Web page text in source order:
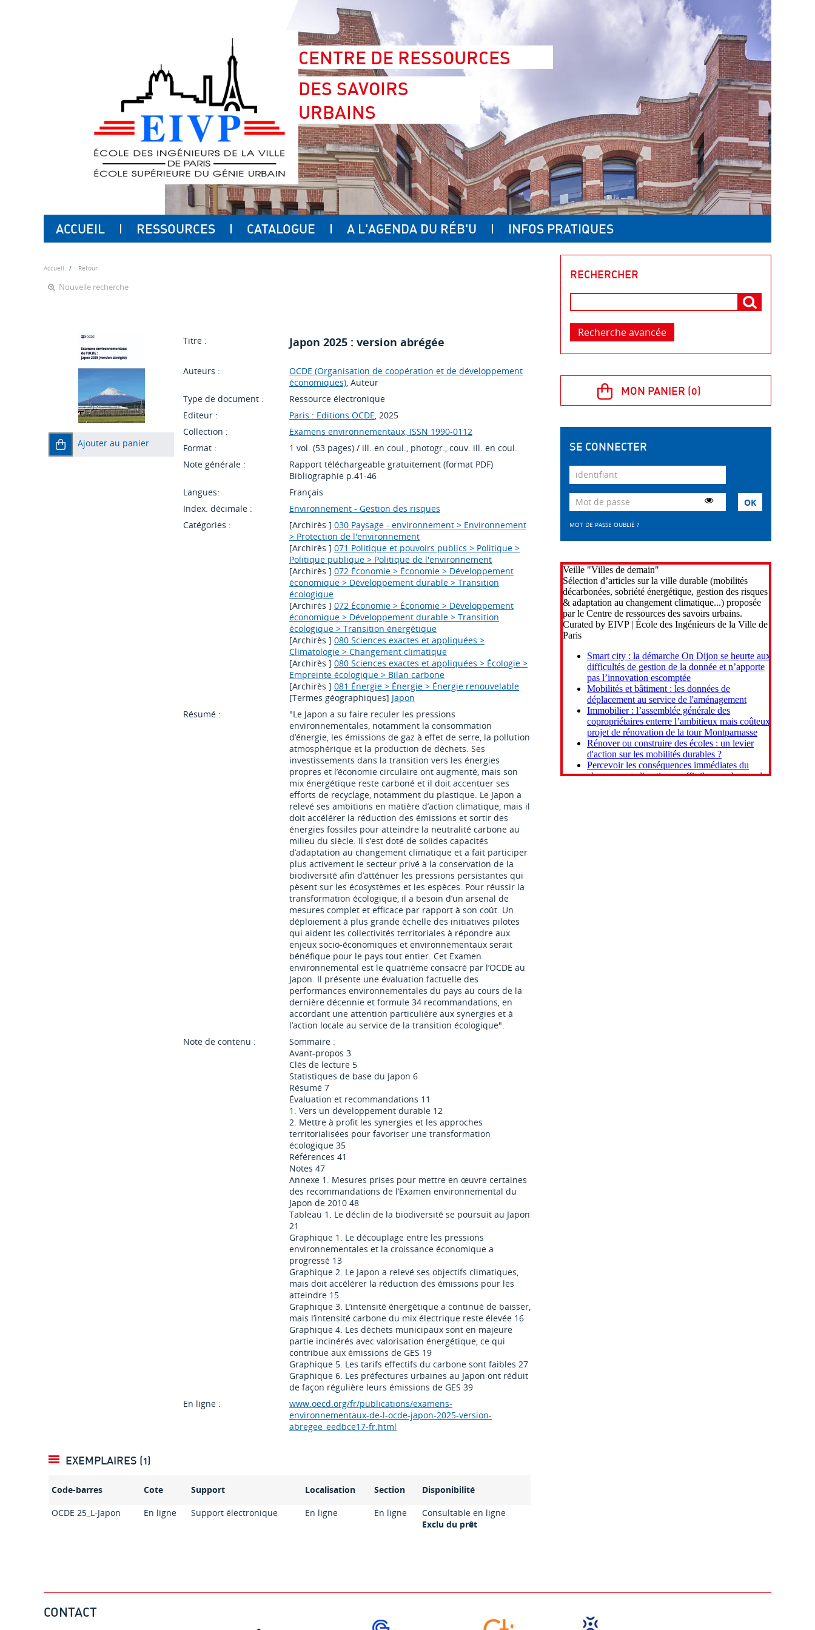
CENTRE DE RESSOURCES
DES SAVOIRS
URBAINS
ACCUEIL RESSOURCES CATALOGUE A L'AGENDA DU RÉB'U INFOS PRATIQUES
Accueil Retour
Nouvelle recherche
Ajouter au panier
Titre : Japon 2025 : version abrégée
Auteurs :
OCDE (Organisation de coopération et de développement
économiques), Auteur
Type de document :
Ressource électronique
Editeur :
Paris : Editions OCDE, 2025
Collection :
Examens environnementaux, ISSN 1990-0112
Format :
1 vol. (53 pages) / ill. en coul., photogr., couv. ill. en coul.
Note générale :
Rapport téléchargeable gratuitement (format PDF)
Bibliographie p.41-46
Langues:
Français
Index. décimale :
Environnement - Gestion des risques
Catégories :
[Archirès ]030 Paysage - environnement > Environnement
> Protection de l'environnement
[Archirès ]071 Politique et pouvoirs publics > Politique >
Politique publique > Politique de l'environnement
[Archirès ]072 Économie > Économie > Développement
économique > Développement durable > Transition
écologique
[Archirès ]072 Économie > Économie > Développement
économique > Développement durable > Transition
écologique > Transition énergétique
[Archirès ]080 Sciences exactes et appliquées >
Climatologie > Changement climatique
[Archirès ]080 Sciences exactes et appliquées > Écologie >
Empreinte écologique > Bilan carbone
[Archirès ]081 Énergie > Énergie > Énergie renouvelable
[Termes géographiques] Japon
Résumé :
"Le Japon a su faire reculer les pressions
environnementales, notamment la consommation
d’énergie, les émissions de gaz à effet de serre, la pollution
atmosphérique et la production de déchets. Ses
investissements dans la transition vers les énergies
propres et l’économie circulaire ont augmenté, mais son
mix énergétique reste carboné et il doit accentuer ses
efforts de recyclage, notamment du plastique. Le Japon a
relevé ses ambitions en matière d’action climatique, mais il
doit accélérer la réduction des émissions et sortir des
énergies fossiles pour atteindre la neutralité carbone au
milieu du siècle. Il s’est doté de solides capacités
d’adaptation au changement climatique et a fait participer
plus activement le secteur privé à la conservation de la
biodiversité afin d’atténuer les pressions persistantes qui
pèsent sur les écosystèmes et les espèces. Pour réussir la
transformation écologique, il a besoin d’un arsenal de
mesures complet et efficace par rapport à son coût. Un
déploiement à plus grande échelle des initiatives pilotes
qui aident les collectivités territoriales à répondre aux
enjeux socio-économiques et environnementaux serait
bénéfique pour le pays tout entier. Cet Examen
environnemental est le quatrième consacré par l’OCDE au
Japon. Il présente une évaluation factuelle des
performances environnementales du pays au cours de la
dernière décennie et formule 34 recommandations, en
accordant une attention particulière aux synergies et à
l’action locale au service de la transition écologique".
Note de contenu :
Sommaire :
Avant-propos 3
Clés de lecture 5
Statistiques de base du Japon 6
Résumé 7
Évaluation et recommandations 11
1. Vers un développement durable 12
2. Mettre à profit les synergies et les approches
territorialisées pour favoriser une transformation
écologique 35
Références 41
Notes 47
Annexe 1. Mesures prises pour mettre en œuvre certaines
des recommandations de l’Examen environnemental du
Japon de 2010 48
Tableau 1. Le déclin de la biodiversité se poursuit au Japon
21
Graphique 1. Le découplage entre les pressions
environnementales et la croissance économique a
progressé 13
Graphique 2. Le Japon a relevé ses objectifs climatiques,
mais doit accélérer la réduction des émissions pour les
atteindre 15
Graphique 3. L’intensité énergétique a continué de baisser,
mais l’intensité carbone du mix électrique reste élevée 16
Graphique 4. Les déchets municipaux sont en majeure
partie incinérés avec valorisation énergétique, ce qui
contribue aux émissions de GES 19
Graphique 5. Les tarifs effectifs du carbone sont faibles 27
Graphique 6. Les préfectures urbaines au Japon ont réduit
de façon régulière leurs émissions de GES 39
En ligne :
www.oecd.org/fr/publications/examens-
environnementaux-de-l-ocde-japon-2025-version-
abregee_eedbce17-fr.html
EXEMPLAIRES (1)
Code-barres Cote Support Localisation Section
Disponibilité
OCDE 25_L-Japon
En ligne Support électronique En ligne En ligne
Consultable en ligne
Exclu du prêt
RECHERCHER
Recherche avancée
SE CONNECTER
MOT DE PASSE OUBLIÉ ?
CONTACT